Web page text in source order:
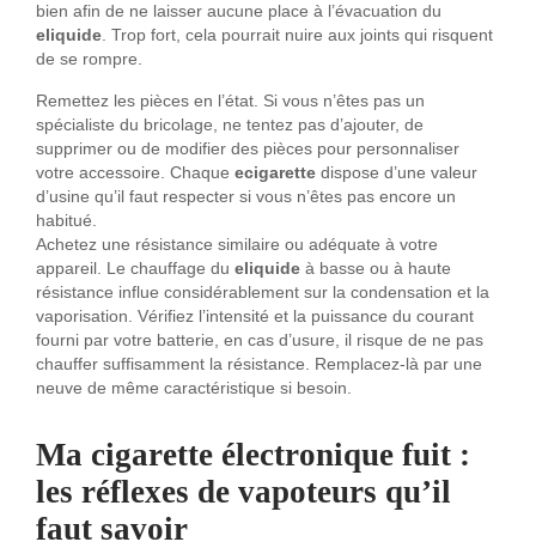
bien afin de ne laisser aucune place à l’évacuation du
eliquide . Trop fort, cela pourrait nuire aux joints qui risquent
de se rompre.
Remettez les pièces en l’état. Si vous n’êtes pas un
spécialiste du bricolage, ne tentez pas d’ajouter, de
supprimer ou de modifier des pièces pour personnaliser
votre accessoire. Chaque ecigarette dispose d’une valeur
d’usine qu’il faut respecter si vous n’êtes pas encore un
habitué.
Achetez une résistance similaire ou adéquate à votre
appareil. Le chauffage du eliquide à basse ou à haute
résistance influe considérablement sur la condensation et la
vaporisation. Vérifiez l’intensité et la puissance du courant
fourni par votre batterie, en cas d’usure, il risque de ne pas
chauffer suffisamment la résistance. Remplacez-là par une
neuve de même caractéristique si besoin.
Ma cigarette électronique fuit :
les réflexes de vapoteurs qu’il
faut savoir